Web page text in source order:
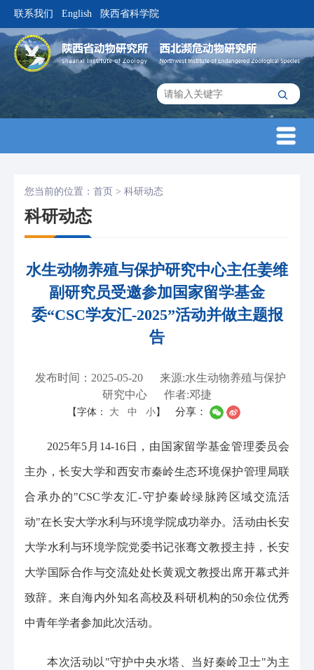
联系我们 English 陕西省科学院
您当前的位置： 首页 > 科研动态
科研动态
水生动物养殖与保护研究中心主任姜维
副研究员受邀参加国家留学基金
委“CSC学友汇-2025”活动并做主题报
告
发布时间：2025-05-20
来源:水生动物养殖与保护
研究中心
作者:邓捷
【字体： 大 中 小】 分享：
2025年5月14-16日，由国家留学基金管理委员会
主办，长安大学和西安市秦岭生态环境保护管理局联
合承办的"CSC学友汇-守护秦岭绿脉跨区域交流活
动"在长安大学水利与环境学院成功举办。活动由长安
大学水利与环境学院党委书记张骞文教授主持，长安
大学国际合作与交流处处长黄观文教授出席开幕式并
致辞。来自海内外知名高校及科研机构的50余位优秀
中青年学者参加此次活动。
本次活动以"守护中央水塔、当好秦岭卫士"为主